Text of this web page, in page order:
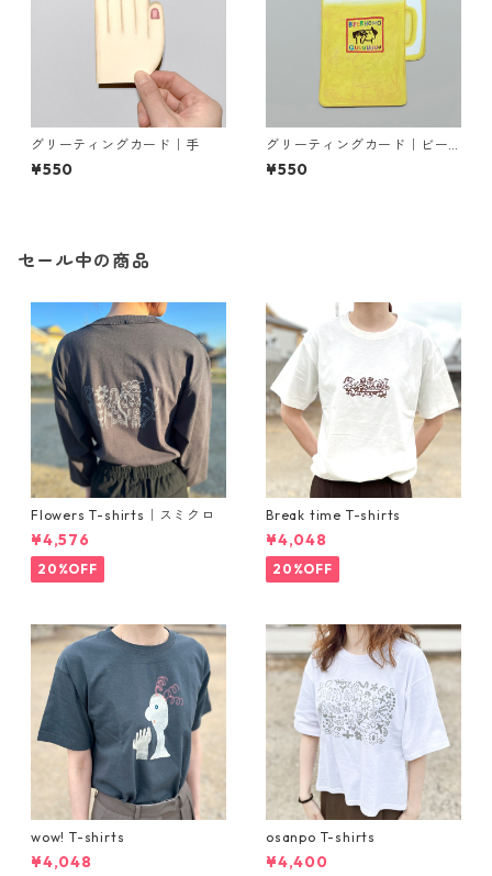
グリーティングカード｜手
¥550
グリーティングカード｜ビー
ル
¥550
セール中の商品
Flowers T-shirts｜スミクロ
¥4,576
20%OFF
Break time T-shirts
¥4,048
20%OFF
wow! T-shirts
¥4,048
osanpo T-shirts
¥4,400